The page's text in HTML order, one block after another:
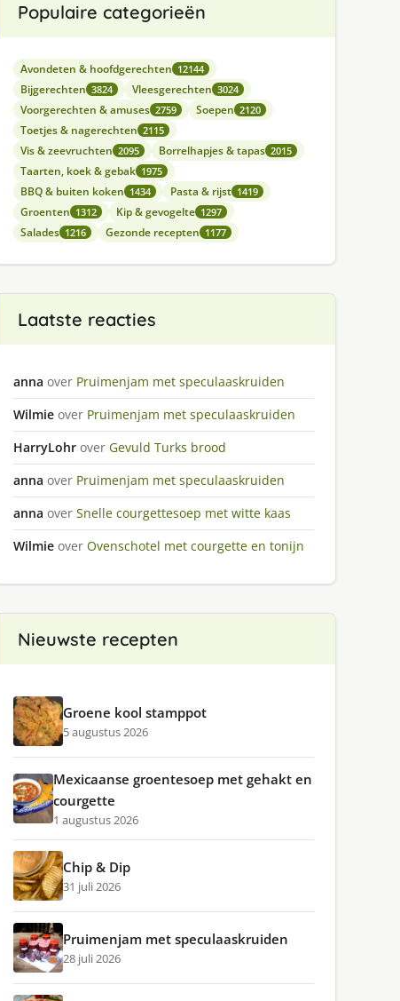
Populaire categorieën
Avondeten & hoofdgerechten 12144
Bijgerechten 3824 Vleesgerechten 3024
Voorgerechten & amuses 2759 Soepen 2120
Toetjes & nagerechten 2115
Vis & zeevruchten 2095 Borrelhapjes & tapas 2015
Taarten, koek & gebak 1975
BBQ & buiten koken 1434 Pasta & rijst 1419
Groenten 1312 Kip & gevogelte 1297
Salades 1216 Gezonde recepten 1177
Laatste reacties
anna over Pruimenjam met speculaaskruiden
Wilmie over Pruimenjam met speculaaskruiden
HarryLohr over Gevuld Turks brood
anna over Pruimenjam met speculaaskruiden
anna over Snelle courgettesoep met witte kaas
Wilmie over Ovenschotel met courgette en tonijn
Nieuwste recepten
Groene kool stamppot
5 augustus 2026
Mexicaanse groentesoep met gehakt en
courgette
1 augustus 2026
Chip & Dip
31 juli 2026
Pruimenjam met speculaaskruiden
28 juli 2026